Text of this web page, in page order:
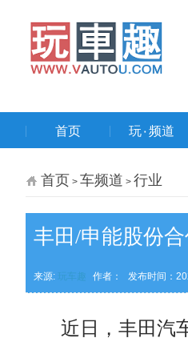
首页 玩۰频道
首页 > 车频道 > 行业
丰田/申能股份
来源: 玩车趣 作者： 发布时间：
近日，丰田汽